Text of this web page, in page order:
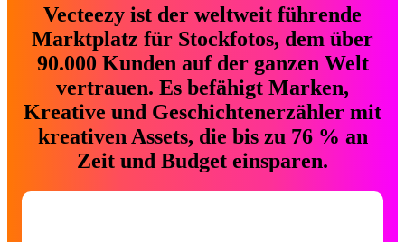
Vecteezy ist der weltweit führende
Marktplatz für Stockfotos, dem über
90.000 Kunden auf der ganzen Welt
vertrauen. Es befähigt Marken,
Kreative und Geschichtenerzähler mit
kreativen Assets, die bis zu 76 % an
Zeit und Budget einsparen.